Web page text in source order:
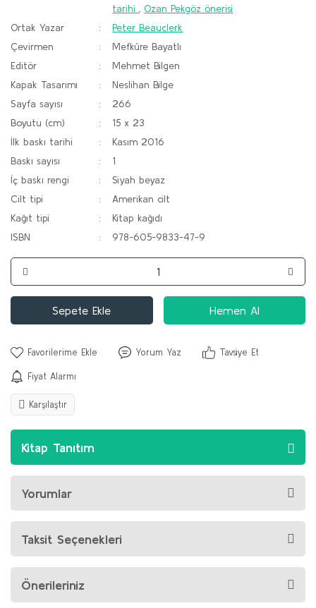
tarihi
Ozan Pekgöz önerisi
Ortak Yazar
Peter Beauclerk
Çevirmen
Mefkûre Bayatlı
Editör
Mehmet Bilgen
Kapak Tasarımı
Neslihan Bilge
Sayfa sayısı
266
Boyutu (cm)
15 x 23
İlk baskı tarihi
Kasım 2016
Baskı sayısı
1
İç baskı rengi
Siyah beyaz
Cilt tipi
Amerikan cilt
Kağıt tipi
Kitap kağıdı
ISBN
978-605-9833-47-9
Sepete Ekle Hemen Al
Yorum Yaz Tavsiye Et
Fiyat Alarmı
Karşılaştır
Kitap Tanıtım
Yorumlar
Taksit Seçenekleri
Önerileriniz